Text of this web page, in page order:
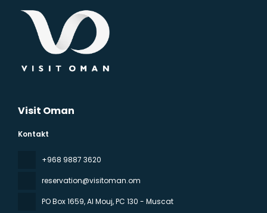
Visit Oman
Kontakt
‪+968 9887 3620
reservation@visitoman.om
PO Box 1659, Al Mouj, PC 130 - Muscat